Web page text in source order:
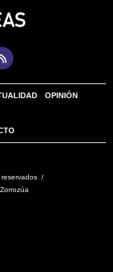
OPINIÓN
/